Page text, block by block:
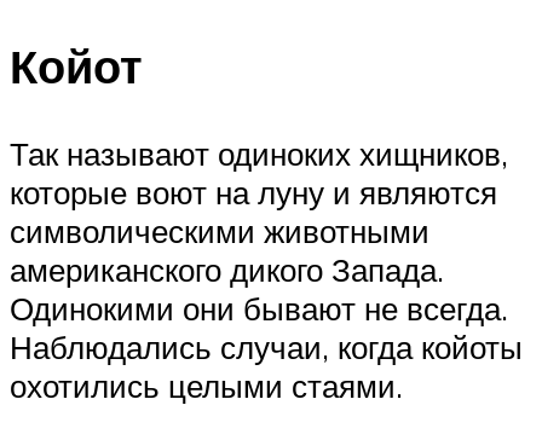
Койот
Так называют одиноких хищников,
которые воют на луну и являются
символическими животными
американского дикого Запада.
Одинокими они бывают не всегда.
Наблюдались случаи, когда койоты
охотились целыми стаями.